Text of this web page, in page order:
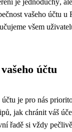
vašeho účtu u
všem
účtu
účtu je pro nás
jak chránit váš
řadě si vždy